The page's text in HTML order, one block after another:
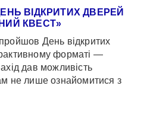
ВІДКРИТИХ ДВЕРЕЙ
КВЕСТ»
День відкритих
форматі —
дав можливість
не лише ознайомитися з